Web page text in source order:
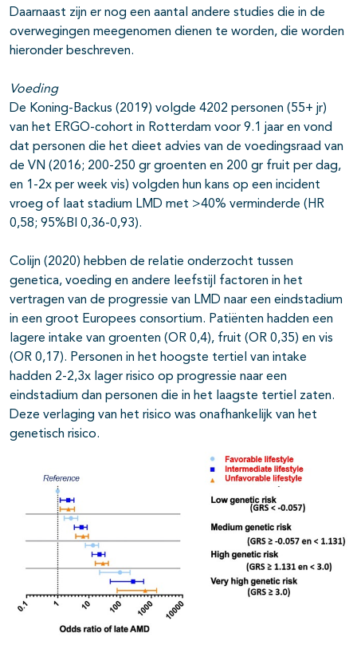
Daarnaast zijn er nog een aantal andere studies die in de
overwegingen meegenomen dienen te worden, die worden
hieronder beschreven.
Voeding
De Koning-Backus (2019) volgde 4202 personen (55+ jr)
van het ERGO-cohort in Rotterdam voor 9.1 jaar en vond
dat personen die het dieet advies van de voedingsraad van
de VN (2016; 200-250 gr groenten en 200 gr fruit per dag,
en 1-2x per week vis) volgden hun kans op een incident
vroeg of laat stadium LMD met >40% verminderde (HR
0,58; 95%BI 0,36-0,93).
Colijn (2020) hebben de relatie onderzocht tussen
genetica, voeding en andere leefstijl factoren in het
vertragen van de progressie van LMD naar een eindstadium
in een groot Europees consortium. Patiënten hadden een
lagere intake van groenten (OR 0,4), fruit (OR 0,35) en vis
(OR 0,17). Personen in het hoogste tertiel van intake
hadden 2-2,3x lager risico op progressie naar een
eindstadium dan personen die in het laagste tertiel zaten.
Deze verlaging van het risico was onafhankelijk van het
genetisch risico.